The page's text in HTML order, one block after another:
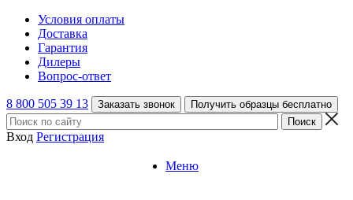
Условия оплаты
Доставка
Гарантия
Дилеры
Вопрос-ответ
8 800 505 39 13 Заказать звонок Получить образцы бесплатно
Вход Регистрация
Меню